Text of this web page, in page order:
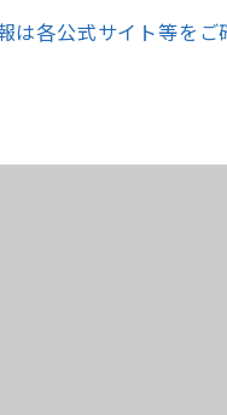
各公式サイト等をご